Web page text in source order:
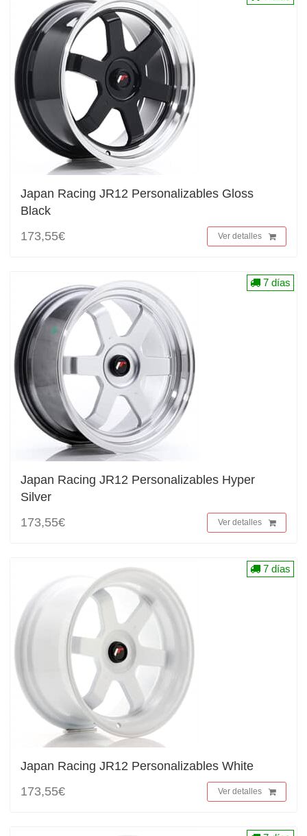
Japan Racing JR12 Personalizables Gloss
Black
173,55€
Ver detalles
Japan Racing JR12 Personalizables Hyper
Silver
173,55€
Ver detalles
7 días
Japan Racing JR12 Personalizables White
173,55€
Ver detalles
7 días